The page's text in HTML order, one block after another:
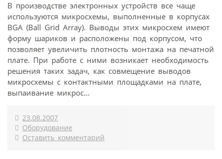
В производстве электронных устройств все чаще
используются микросхемы, выполненные в корпусах
BGA (Ball Grid Array). Выводы этих микросхем имеют
форму шариков и расположены под корпусом, что
позволяет увеличить плотность монтажа на печатной
плате. При работе с ними возникает необходимость
решения таких задач, как совмещение выводов
микросхемы с контактными площадками на плате,
выпаивание микрос...
23.08.2007
Оборудование
Оставить комментарий